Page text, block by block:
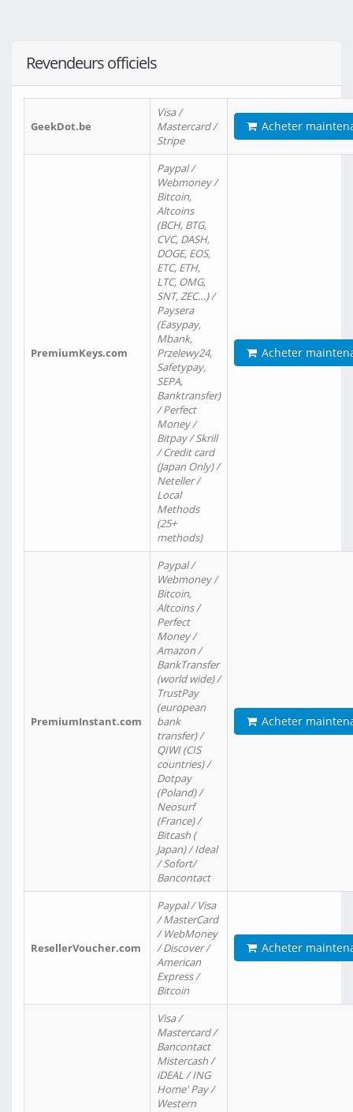
Revendeurs officiels
GeekDot.be
Visa /
Mastercard /
Stripe
Acheter
PremiumKeys.com
Paypal /
Webmoney /
Bitcoin,
Altcoins
(BCH, BTG,
CVC, DASH,
DOGE, EOS,
ETC, ETH,
LTC, OMG,
SNT, ZEC…) /
Paysera
(Easypay,
Mbank,
Przelewy24,
Safetypay,
SEPA,
Banktransfer)
/ Perfect
Money /
Bitpay / Skrill
/ Credit card
(Japan Only) /
Neteller /
Local
Methods
(25+
methods)
Acheter
PremiumInstant.com
Paypal /
Webmoney /
Bitcoin,
Altcoins /
Perfect
Money /
Amazon /
BankTransfer
(world wide) /
TrustPay
(european
bank
transfer) /
QIWI (CIS
countries) /
Dotpay
(Poland) /
Neosurf
(France) /
Bitcash (
Japan) / Ideal
/ Sofort/
Bancontact
Acheter
ResellerVoucher.com
Paypal / Visa
/ MasterCard
/ WebMoney
/ Discover /
American
Express /
Bitcoin
Acheter
Visa /
Mastercard /
Bancontact
Mistercash /
iDEAL / ING
Home' Pay /
Western